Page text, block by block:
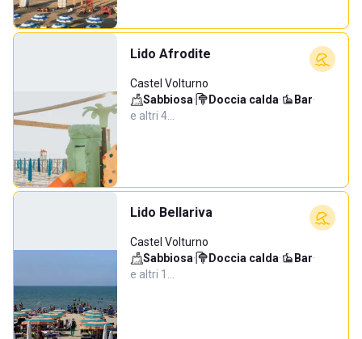
Lido Afrodite
Castel Volturno
Sabbiosa· Doccia calda· Bar·
e altri 4…
Lido Bellariva
Castel Volturno
Sabbiosa· Doccia calda· Bar·
e altri 1…